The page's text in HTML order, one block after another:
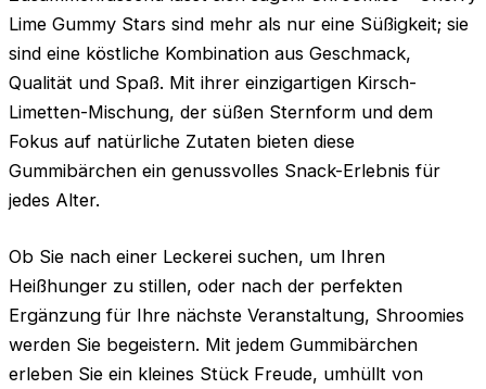
Lime Gummy Stars sind mehr als nur eine Süßigkeit; sie
sind eine köstliche Kombination aus Geschmack,
Qualität und Spaß. Mit ihrer einzigartigen Kirsch-
Limetten-Mischung, der süßen Sternform und dem
Fokus auf natürliche Zutaten bieten diese
Gummibärchen ein genussvolles Snack-Erlebnis für
jedes Alter.
Ob Sie nach einer Leckerei suchen, um Ihren
Heißhunger zu stillen, oder nach der perfekten
Ergänzung für Ihre nächste Veranstaltung, Shroomies
werden Sie begeistern. Mit jedem Gummibärchen
erleben Sie ein kleines Stück Freude, umhüllt von